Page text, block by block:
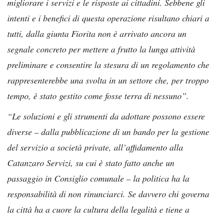
migliorare i servizi e le risposte ai cittadini. Sebbene gli
intenti e i benefici di questa operazione risultano chiari a
tutti, dalla giunta Fiorita non è arrivato ancora un
segnale concreto per mettere a frutto la lunga attività
preliminare e consentire la stesura di un regolamento che
rappresenterebbe una svolta in un settore che, per troppo
tempo, è stato gestito come fosse terra di nessuno”.
“Le soluzioni e gli strumenti da adottare possono essere
diverse – dalla pubblicazione di un bando per la gestione
del servizio a società private, all’affidamento alla
Catanzaro Servizi, su cui è stato fatto anche un
passaggio in Consiglio comunale – la politica ha la
responsabilità di non rinunciarci. Se davvero chi governa
la città ha a cuore la cultura della legalità e tiene a